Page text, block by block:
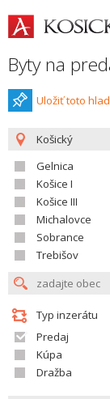
Byty na
Uložiť toto
Košický
Gelnica
Košice I
Košice III
Michalovce
Sobrance
Trebišov
Typ inzerátu
Predaj
Kúpa
Dražba